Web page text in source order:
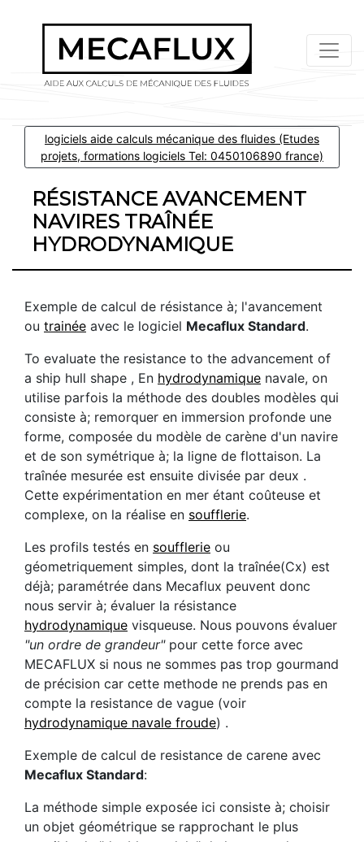
logiciels aide calculs mécanique des fluides (Etudes
projets, formations logiciels Tel: 0450106890 france)
RÉSISTANCE AVANCEMENT
NAVIRES TRAÎNÉE
HYDRODYNAMIQUE
Exemple de calcul de résistance à; l'avancement
ou trainée avec le logiciel Mecaflux Standard.
To evaluate the resistance to the advancement of
a ship hull shape , En hydrodynamique navale, on
utilise parfois la méthode des doubles modèles qui
consiste à; remorquer en immersion profonde une
forme, composée du modèle de carène d'un navire
et de son symétrique à; la ligne de flottaison. La
traînée mesurée est ensuite divisée par deux .
Cette expérimentation en mer étant coûteuse et
complexe, on la réalise en soufflerie.
Les profils testés en soufflerie ou
géometriquement simples, dont la traînée(Cx) est
déjà; paramétrée dans Mecaflux peuvent donc
nous servir à; évaluer la résistance
hydrodynamique visqueuse. Nous pouvons évaluer
"un ordre de grandeur"pour cette force avec
MECAFLUX si nous ne sommes pas trop gourmand
de précision car cette methode ne prends pas en
compte la resistance de vague (voir
hydrodynamique navale froude) .
Exemple de calcul de resistance de carene avec
Mecaflux Standard:
La méthode simple exposée ici consiste à; choisir
un objet géométrique se rapprochant le plus